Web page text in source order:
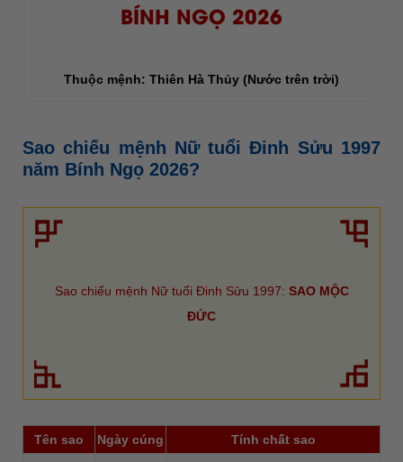
BÍNH NGỌ 2026
Thuộc mệnh: Thiên Hà Thủy (Nước trên trời)
Sao chiếu mệnh Nữ tuổi Đinh Sửu 1997
năm Bính Ngọ 2026?
Sao chiếu mệnh Nữ tuổi Đinh Sửu 1997: SAO MỘC
ĐỨC
Tên sao Ngày cúng Tính chất sao